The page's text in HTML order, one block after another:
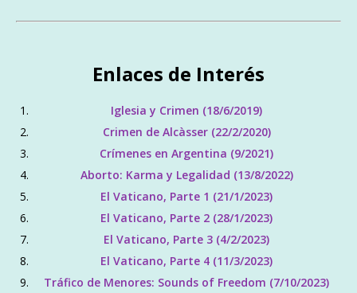
Enlaces de Interés
Iglesia y Crimen (18/6/2019)
Crimen de Alcàsser (22/2/2020)
Crímenes en Argentina (9/2021)
Aborto: Karma y Legalidad (13/8/2022)
El Vaticano, Parte 1 (21/1/2023)
El Vaticano, Parte 2 (28/1/2023)
El Vaticano, Parte 3 (4/2/2023)
El Vaticano, Parte 4 (11/3/2023)
Tráfico de Menores: Sounds of Freedom (7/10/2023)